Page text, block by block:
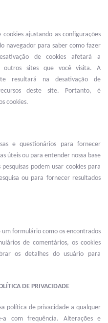
ajustando as configurações
navegador para saber como fazer
de cookies afetará a
outros sites que você visita. A
resultará na desativação de
deste site. Portanto, é
cookies.
e questionários para fornecer
úteis ou para entender nossa base
podem usar cookies para
ou para fornecer resultados
formulário como os encontrados
de comentários, os cookies
os detalhes do usuário para
DE PRIVACIDADE
política de privacidade a qualquer
com frequência. Alterações e